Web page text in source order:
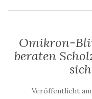
Omikron-
beraten
Veröffentlicht am